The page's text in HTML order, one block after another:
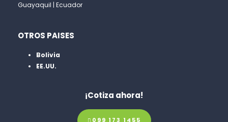
Guayaquil | Ecuador
OTROS PAISES
Bolivia
EE.UU.
¡Cotiza ahora!
099 173 1455